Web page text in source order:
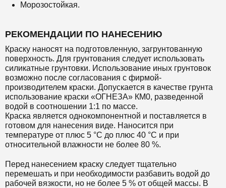
Морозостойкая.
РЕКОМЕНДАЦИИ ПО НАНЕСЕНИЮ
Краску наносят на подготовленную, загрунтованную
поверхность. Для грунтования следует использовать
силикатные грунтовки. Использование иных грунтовок
возможно после согласования с фирмой-
производителем краски. Допускается в качестве грунта
использование краски «ОГНЕЗА» КМ0, разведенной
водой в соотношении 1:1 по массе.
Краска является однокомпонентной и поставляется в
готовом для нанесения виде. Наносится при
температуре от плюс 5 °С до плюс 40 °С и при
относительной влажности не более 80 %.
Перед нанесением краску следует тщательно
перемешать и при необходимости разбавить водой до
рабочей вязкости, но не более 5 % от общей массы. В